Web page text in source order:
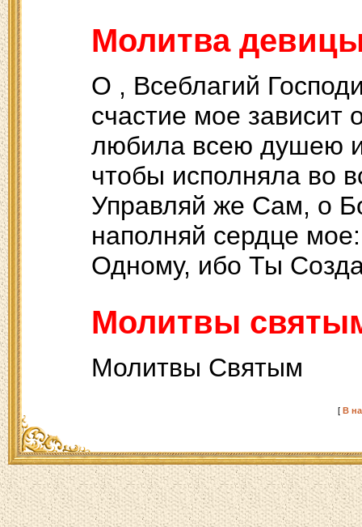
Молитва
О , Всеблагий
счастие мое зависит
любила всею душею
чтобы исполняла во
Управляй же Сам, о
наполняй сердце
Одному, ибо Ты
Молитвы
Молитвы Святым
[ В